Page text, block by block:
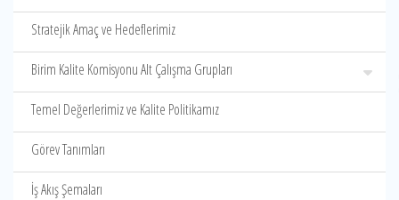
Stratejik Amaç ve Hedeflerimiz
Birim Kalite Komisyonu Alt Çalışma Grupları
Temel Değerlerimiz ve Kalite Politikamız
Görev Tanımları
İş Akış Şemaları